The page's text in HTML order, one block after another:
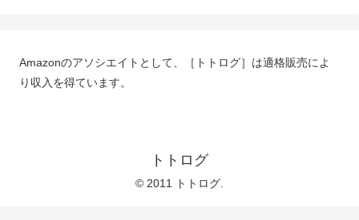
Amazonのアソシエイトとして、［トトログ］は適格販売によ
り収入を得ています。
トトログ
© 2011 トトログ.